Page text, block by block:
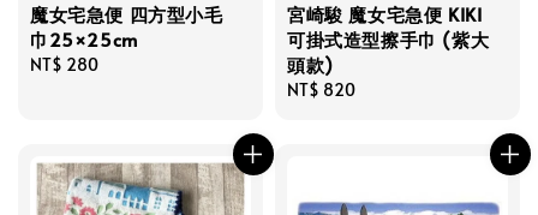
魔女宅急便 四方型小毛
巾25×25cm
Regular
NT$ 280
宮崎駿 魔女宅急便 KIKI
可掛式造型擦手巾 (紫大
頭款)
Regular
NT$ 820